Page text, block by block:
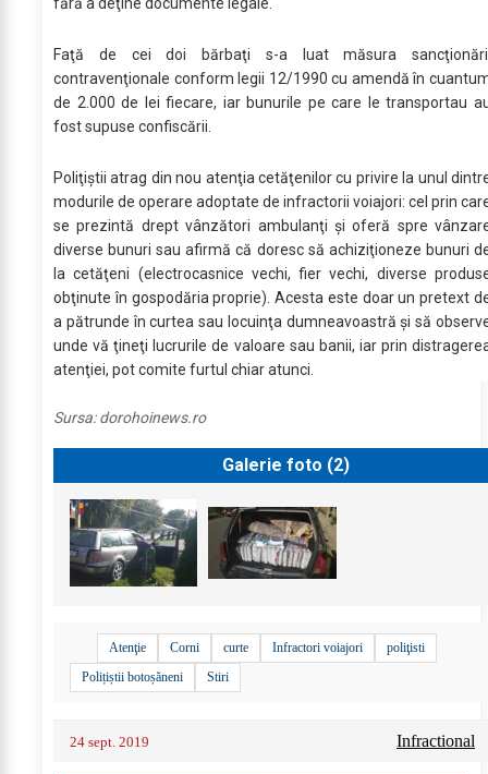
Faţă de cei doi bărbaţi s-a luat măsura
contravenţionale conform legii 12/1990 cu amendă în
de 2.000 de lei fiecare, iar bunurile pe care le transportau
fost supuse confiscării.
Poliţiştii atrag din nou atenţia cetăţenilor cu privire la unul
modurile de operare adoptate de infractorii voiajori: cel prin
se prezintă drept vânzători ambulanţi şi oferă spre
diverse bunuri sau afirmă că doresc să achiziţioneze bunuri
la cetăţeni (electrocasnice vechi, fier vechi, diverse
obţinute în gospodăria proprie). Acesta este doar un pretext
a pătrunde în curtea sau locuinţa dumneavoastră şi să
unde vă ţineţi lucrurile de valoare sau banii, iar prin
atenţiei, pot comite furtul chiar atunci.
Sursa:dorohoinews.ro
Galerie foto (2)
Atenţie Corni curte Infractori voiajori
poliţisti
Polițiștii botoșăneni
Stiri
24 sept. 2019 Infractional